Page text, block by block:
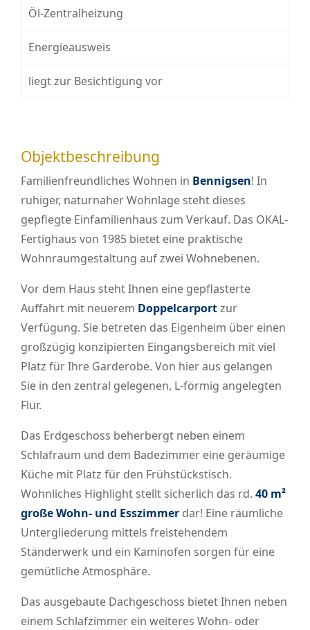
Öl-Zentralheizung
Energieausweis
liegt zur Besichtigung vor
Objektbeschreibung
Familienfreundliches Wohnen in Bennigsen! In
ruhiger, naturnaher Wohnlage steht dieses
gepflegte Einfamilienhaus zum Verkauf. Das OKAL-
Fertighaus von 1985 bietet eine praktische
Wohnraumgestaltung auf zwei Wohnebenen.
Vor dem Haus steht Ihnen eine gepflasterte
Auffahrt mit neuerem Doppelcarportzur
Verfügung. Sie betreten das Eigenheim über einen
großzügig konzipierten Eingangsbereich mit viel
Platz für Ihre Garderobe. Von hier aus gelangen
Sie in den zentral gelegenen, L-förmig angelegten
Flur.
Das Erdgeschoss beherbergt neben einem
Schlafraum und dem Badezimmer eine geräumige
Küche mit Platz für den Frühstückstisch.
Wohnliches Highlight stellt sicherlich das rd. 40 m²
große Wohn- und Esszimmerdar! Eine räumliche
Untergliederung mittels freistehendem
Ständerwerk und ein Kaminofen sorgen für eine
gemütliche Atmosphäre.
Das ausgebaute Dachgeschoss bietet Ihnen neben
einem Schlafzimmer ein weiteres Wohn- oder